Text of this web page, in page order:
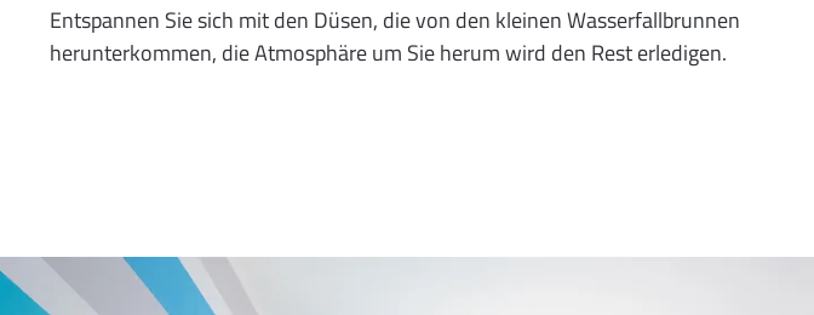
Entspannen Sie sich mit den Düsen, die von den kleinen Wasserfallbrunnen
herunterkommen, die Atmosphäre um Sie herum wird den Rest erledigen.